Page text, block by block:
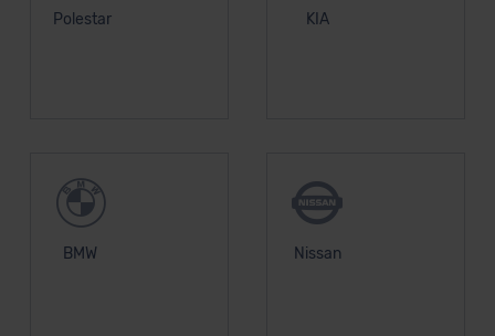
Polestar KIA
BMW Nissan